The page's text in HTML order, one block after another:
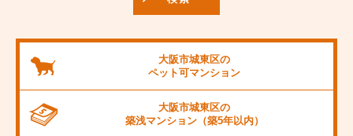
JR阪和線
大阪市城東区の
ペット可マンション
大阪市城東区の
築浅マンション（築5年以内）